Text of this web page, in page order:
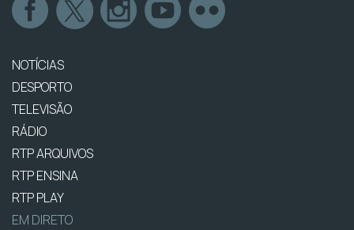
NOTÍCIAS
DESPORTO
TELEVISÃO
RÁDIO
RTP ARQUIVOS
RTP ENSINA
RTP PLAY
EM DIRETO